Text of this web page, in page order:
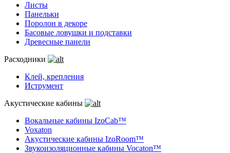
Листы
Панельки
Поролон в декоре
Басовые ловушки и подставки
Древесные панели
Расходники
Клей, крепления
Иструмент
Акустические кабины
Вокальные кабины IzoCab™
Voxaton
Акустические кабины IzoRoom™
Звукоизоляционные кабины Vocaton™